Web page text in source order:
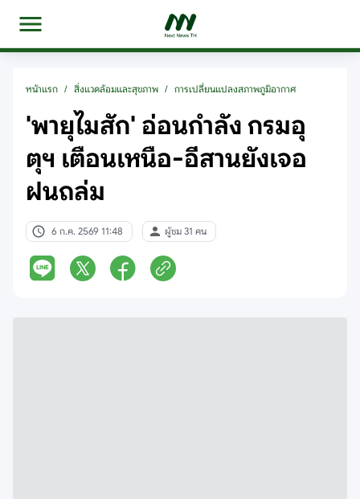
หน้าแรก / สิ่งแวดล้อมและสุขภาพ / การเปลี่ยนแปลงสภาพภูมิอากาศ
'พายุไมสัก' อ่อนกำลัง กรมอุ
ตุฯ เตือนเหนือ-อีสานยังเจอ
ฝนถล่ม
6 ก.ค. 2569 11:48 ผู้ชม 31 คน